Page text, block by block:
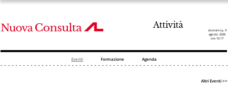
Attività
domenica, 9
agosto 2026
ore 10:17
Eventi Formazione Agenda
Altri Eventi >>